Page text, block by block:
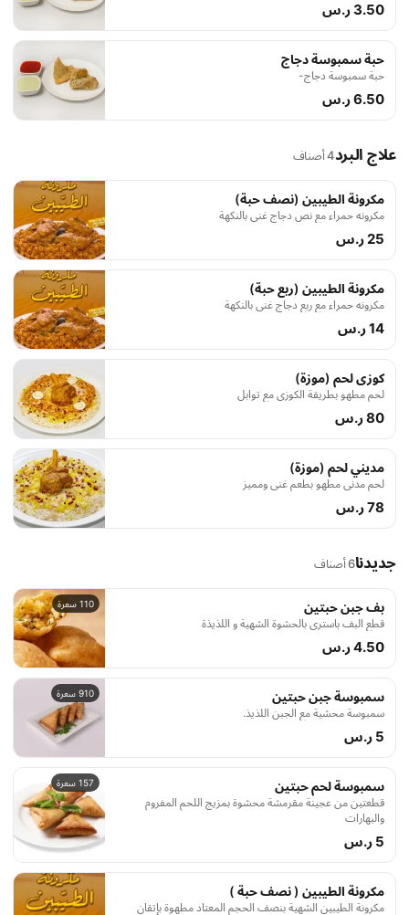
3.50 ر.س
حبة سمبوسة دجاج
حبة سمبوسة دجاج-
6.50 ر.س
علاج البرد4 أصناف
مكرونة الطيبين (نصف حبة)
مكرونه حمراء مع نص دجاج غني بالنكهة
25 ر.س
مكرونة الطيبين (ربع حبة)
مكرونه حمراء مع ربع دجاج غني بالنكهة
14 ر.س
كوزى لحم (موزة)
لحم مطهو بطريقة الكوزي مع توابل
80 ر.س
مديني لحم (موزة)
لحم مدني مطهو بطعم غني ومميز
78 ر.س
جديدنا6 أصناف
110 سعرة بف جبن حبتين
قطع البف باستري بالحشوة الشهية و اللذيذة
4.50 ر.س
910 سعرة سمبوسة جبن حبتين
سمبوسة محشية مع الجبن اللذيذ.
5 ر.س
157 سعرة سمبوسة لحم حبتين
قطعتين من عجينة مقرمشة محشوة بمزيج اللحم المفروم
والبهارات
5 ر.س
مكرونة الطيبين ( نصف حبة )
مكرونة الطيبين الشهية بنصف الحجم المعتاد مطهوة بإتقان